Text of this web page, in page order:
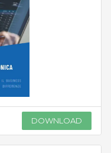
DOWNLOAD